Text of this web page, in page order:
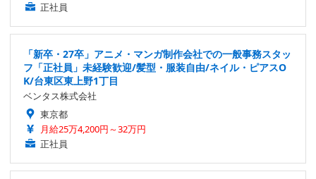
正社員
「新卒・27卒」アニメ・マンガ制作会社での一般事務スタッ
フ「正社員」未経験歓迎/髪型・服装自由/ネイル・ピアスO
K/台東区東上野1丁目
ベンタス株式会社
東京都
月給25万4,200円～32万円
正社員